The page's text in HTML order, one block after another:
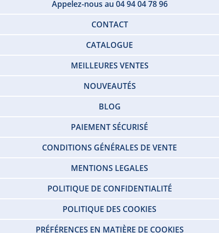
Appelez-nous au 04 94 04 78 96
CONTACT
CATALOGUE
MEILLEURES VENTES
NOUVEAUTÉS
BLOG
PAIEMENT SÉCURISÉ
CONDITIONS GÉNÉRALES DE VENTE
MENTIONS LEGALES
POLITIQUE DE CONFIDENTIALITÉ
POLITIQUE DES COOKIES
PRÉFÉRENCES EN MATIÈRE DE COOKIES